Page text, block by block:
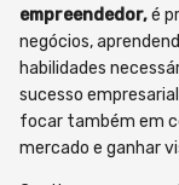
empreendedor,é
negócios,
habilidades
sucesso
focar também em
mercado e ganhar